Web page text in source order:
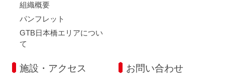
組織概要
パンフレット
GTB日本橋エリアについ
て
施設・アクセス お問い合わせ